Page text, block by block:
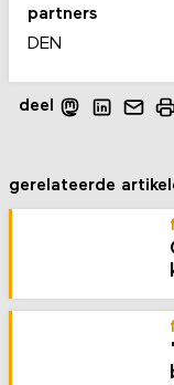
deel
partners
DEN
gerelateerde